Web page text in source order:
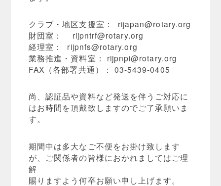
クラブ・地区支援室： rijapan@rotary.org
財団室： rijpntrf@rotary.org
経理室： rijpnfs@rotary.org
業務推進・資料室： rijpnpi@rotary.org
FAX（各部署共通）： 03-5439-0405
尚、認証品や資料など発送を伴うご対応に
はお時間を頂戴致しますのでご了承願いま
す。
期間中は多大なご不便をお掛け致します
が、ご関係者の皆様におかれましてはご理
解
賜りますよう何卒お願い申し上げます。